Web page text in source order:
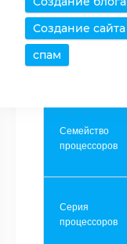
Создание сайта
спам
Производитель
Семейство
процессоров
Серия
процессоров